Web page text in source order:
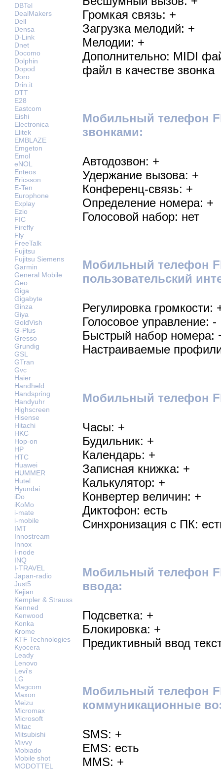
DBTel
DealMakers
Dell
Densa
D-Link
Dnet
Docomo
Dolphin
Dopod
Doro
Drin.it
DTT
E28
Eastcom
Eishi
Electronica
Elitek
EMBLAZE
Emgeton
Emol
eNOL
Enteos
Ericsson
E-Ten
Europhone
Explay
Ezio
FIC
Firefly
Fly
FreeTalk
Fujitsu
Fujitsu Siemens
Garmin
General Mobile
Geo
Giga
Gigabyte
Ginza
Giya
GoldVish
G-Plus
Gresso
Grundig
GSL
GTran
Gvc
Haier
Handheld
Handspring
Handyuhr
Highscreen
Hisense
Hitachi
HKC
Hop-on
HP
HTC
Huawei
HUMMER
Hutel
Hyundai
iDo
iKoMo
i-mate
i-mobile
IMT
Innostream
Innox
I-node
INQ
I-TRAVEL
Japan-radio
Just5
Kejian
Kempler & Strauss
Kenned
Kenwood
Konka
Krome
KTF Technologies
Kyocera
Leady
Lenovo
Levi's
LG
Magcom
Maxon
Meizu
Micromax
Microsoft
Mitac
Mitsubishi
Mivvy
Mobiado
Mobile shot
MODOTTEL
Громкая связь: +
Загрузка мелодий: +
Мелодии: +
Дополнительно: MIDI
файл в качестве звонка
Мобильный телефон
звонками:
Автодозвон: +
Удержание вызова: +
Конференц-связь: +
Определение номера: +
Голосовой набор: нет
Мобильный телефон
пользовательский
Регулировка громкости:
Голосовое управление: -
Быстрый набор номера:
Настраиваемые
Мобильный телефон
Часы: +
Будильник: +
Календарь: +
Записная книжка: +
Калькулятор: +
Конвертер величин: +
Диктофон: есть
Синхронизация с ПК:
Мобильный телефон
ввода:
Подсветка: +
Блокировка: +
Предиктивный ввод
Мобильный телефон
коммуникационные
SMS: +
EMS: есть
MMS: +